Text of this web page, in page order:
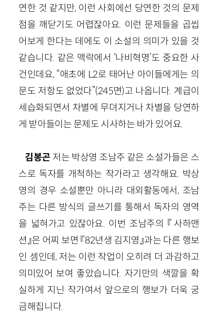
연한 것 같지만, 이런 사회에선 당연한 것의 문제
점을 깨닫기도 어렵잖아요. 이런 문제들을 곱씹
어보게 한다는 데에도 이 소설의 의미가 있을 것
같습니다. 같은 맥락에서 ‘나비혁명’도 중요한 사
건인데요, “애초에 L2로 태어난 아이들에게는 의
문도 저항도 없었다”(245면)고 나옵니다. 계급이
세습화되면서 차별에 무뎌지거나 차별을 당연하
게 받아들이는 문제도 시사하는 바가 있어요.
김봉곤 저는 박상영 조남주 같은 소설가들은 스
스로 독자를 개척하는 작가라고 생각해요. 박상
영의 경우 소설뿐만 아니라 대외활동에서, 조남
주는 다른 방식의 글쓰기를 통해서 독자의 영역
을 넓혀가고 있잖아요. 이번 조남주의 『사하맨
션』은 어찌 보면 『82년생 김지영』과는 다른 행보
인 셈인데, 저는 이런 작업이 오히려 더 과감하고
의미있어 보여 좋았습니다. 자기만의 색깔을 확
실하게 지닌 작가여서 앞으로의 행보가 더욱 궁
금해집니다.